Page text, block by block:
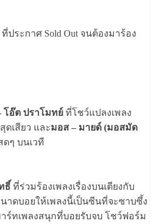
ที่ประกาศ Sold Out จนต้องมาร้อง
โอ๊ต ปราโมทย์ ที่โชว์แปลงเพลง
ดเสียว และมอส – มายด์ (มอสมัด
ๆ บนเวที
ธิ์ ที่ร่วมร้องเพลงเรื่องบนเตียงกับ
าดบอยให้เพลงนี้เป็นซีนที่จะซาบซึ้ง
ร์ทเพลงสนุกที่บอยรับจบ โชว์ฟอร์ม